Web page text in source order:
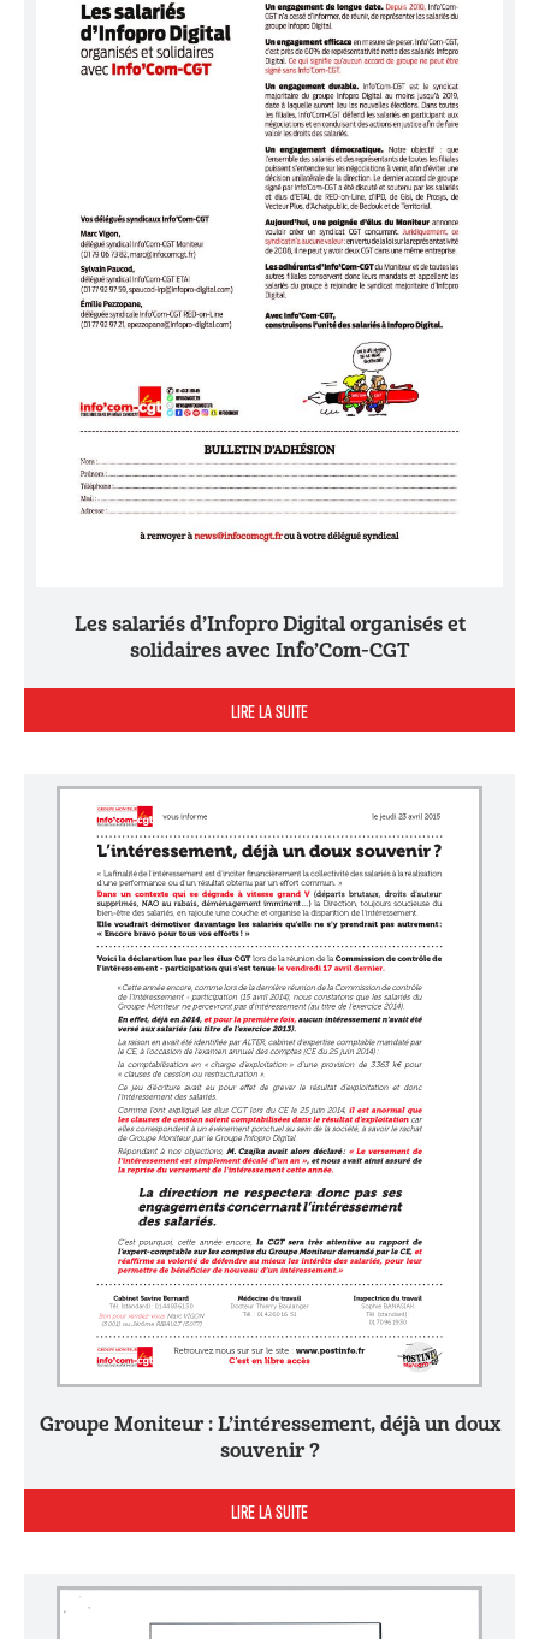
Les salariés d’Infopro Digital organisés et
solidaires avec Info’Com-CGT
LIRE LA SUITE
Groupe Moniteur : L’intéressement, déjà un doux
souvenir ?
LIRE LA SUITE